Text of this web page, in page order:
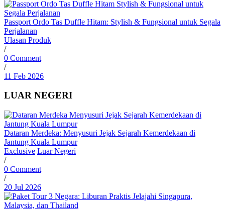
Passport Ordo Tas Duffle Hitam: Stylish & Fungsional untuk Segala
Perjalanan
Ulasan Produk
/
0 Comment
/
11 Feb 2026
LUAR NEGERI
Dataran Merdeka: Menyusuri Jejak Sejarah Kemerdekaan di
Jantung Kuala Lumpur
Exclusive Luar Negeri
/
0 Comment
/
20 Jul 2026